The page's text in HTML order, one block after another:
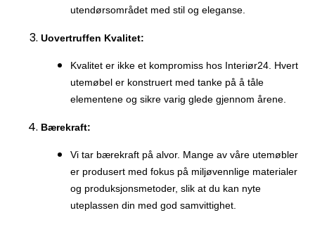
utendørsområdet med stil og eleganse.
Uovertruffen Kvalitet:
Kvalitet er ikke et kompromiss hos Interiør24. Hvert
utemøbel er konstruert med tanke på å tåle
elementene og sikre varig glede gjennom årene.
Bærekraft:
Vi tar bærekraft på alvor. Mange av våre utemøbler
er produsert med fokus på miljøvennlige materialer
og produksjonsmetoder, slik at du kan nyte
uteplassen din med god samvittighet.